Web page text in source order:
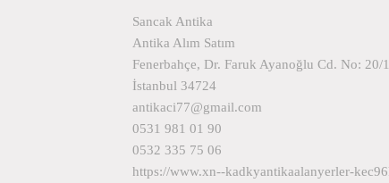
Sancak Antika
Antika Alım Satım
Fenerbahçe, Dr. Faruk Ayanoğlu Cd. No: 20/
İstanbul 34724
antikaci77@gmail.com
0531 981 01 90
0532 335 75 06
https://www.xn--kadkyantikaalanyerler-